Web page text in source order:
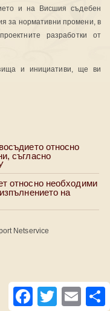
и на Висшия съдебен
за нормативни промени, в
разработки от
и инициативи, ще ви
относно
съгласно
относно необходими
на
Netservice
FacebookTwitter Email